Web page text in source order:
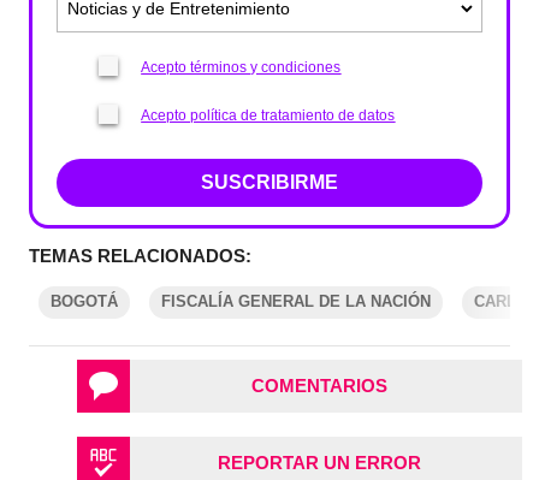
Acepto términos y condiciones
Acepto política de tratamiento de datos
SUSCRIBIRME
TEMAS RELACIONADOS:
BOGOTÁ FISCALÍA GENERAL DE LA NACIÓN
COMENTARIOS
REPORTAR UN ERROR